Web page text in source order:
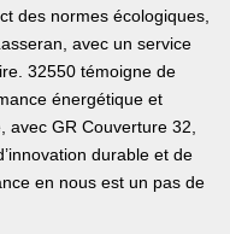
des normes écologiques,
avec un service
32550 témoigne de
énergétique et
avec GR Couverture 32,
durable et de
en nous est un pas de